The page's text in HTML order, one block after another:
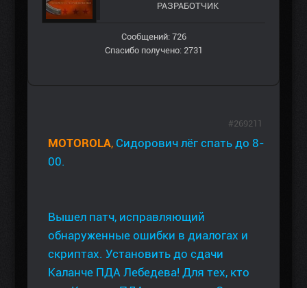
РАЗРАБОТЧИК
Сообщений: 726
Спасибо получено: 2731
MOTOROLA, Сидорович лёг спать до 8-
00.
Вышел патч, исправляющий
обнаруженные ошибки в диалогах и
скриптах. Установить до сдачи
Каланче ПДА Лебедева! Для тех, кто
#269211